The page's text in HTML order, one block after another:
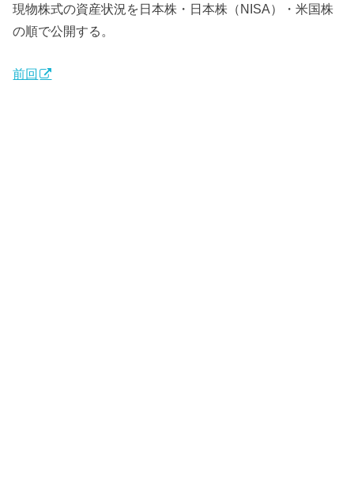
現物株式の資産状況を日本株・日本株（NISA）・米国株
の順で公開する。
前回